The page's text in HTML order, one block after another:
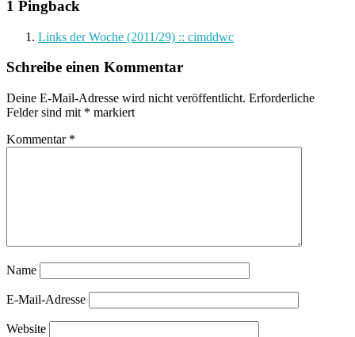
1 Pingback
Links der Woche (2011/29) :: cimddwc
Schreibe einen Kommentar
Deine E-Mail-Adresse wird nicht veröffentlicht. Erforderliche
Felder sind mit * markiert
Kommentar *
Name
E-Mail-Adresse
Website